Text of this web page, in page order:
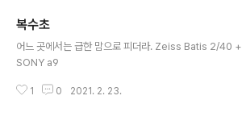
복수초
어느 곳에서는 급한 맘으로 피더라. Zeiss Batis 2/40 +
SONY a9
1 0 2021. 2. 23.